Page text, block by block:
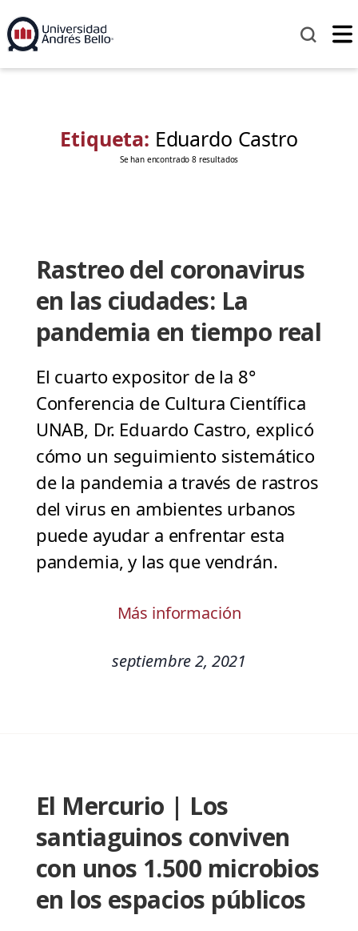
Etiqueta: Eduardo Castro
Se han encontrado 8 resultados
Rastreo del coronavirus
en las ciudades: La
pandemia en tiempo real
El cuarto expositor de la 8°
Conferencia de Cultura Científica
UNAB, Dr. Eduardo Castro, explicó
cómo un seguimiento sistemático
de la pandemia a través de rastros
del virus en ambientes urbanos
puede ayudar a enfrentar esta
pandemia, y las que vendrán.
Más información
septiembre 2, 2021
El Mercurio | Los
santiaguinos conviven
con unos 1.500 microbios
en los espacios públicos